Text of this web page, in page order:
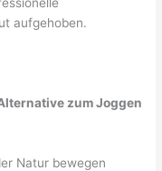
aufgehoben.
zum Joggen
Natur bewegen